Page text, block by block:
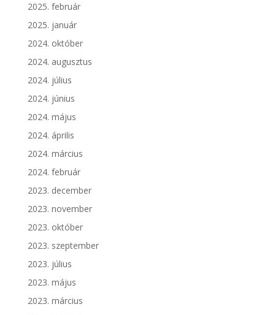
2025. február
2025. január
2024. október
2024. augusztus
2024. július
2024. június
2024. május
2024. április
2024. március
2024. február
2023. december
2023. november
2023. október
2023. szeptember
2023. július
2023. május
2023. március